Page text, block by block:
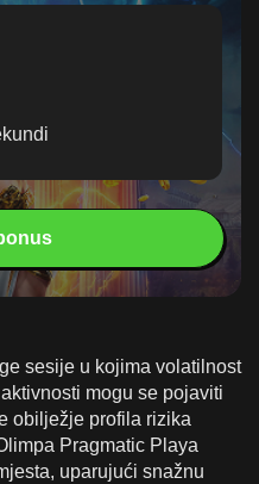
sesije u kojima volatilnost
mogu se pojaviti
obilježje profila rizika
Pragmatic Playa
uparujući snažnu